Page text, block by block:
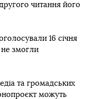
читання його
16 січня
не змогли
та громадських
можуть